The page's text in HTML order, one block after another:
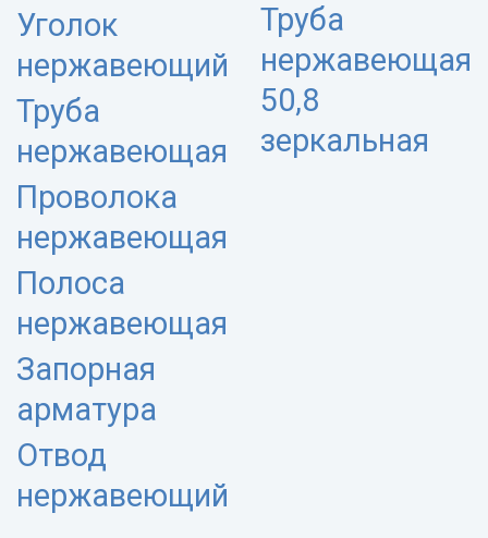
Уголок
нержавеющий
Труба
нержавеющая
Проволока
нержавеющая
Полоса
нержавеющая
Запорная
арматура
Отвод
нержавеющий
Труба
нержавеющая
50,8
зеркальная